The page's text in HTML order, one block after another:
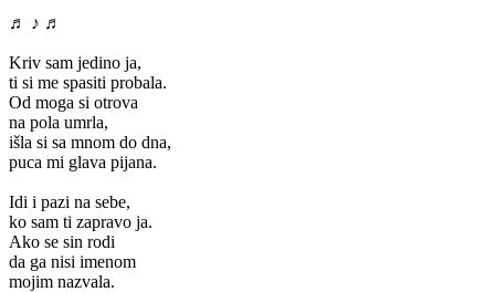
♬ ♪ ♬
Kriv sam jedino ja,
ti si me spasiti probala.
Od moga si otrova
na pola umrla,
išla si sa mnom do dna,
puca mi glava pijana.
Idi i pazi na sebe,
ko sam ti zapravo ja.
Ako se sin rodi
da ga nisi imenom
mojim nazvala.